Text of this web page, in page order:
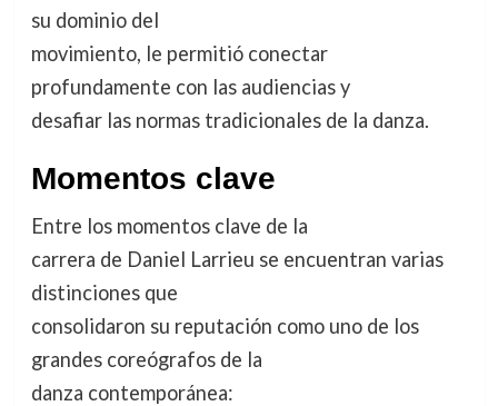
su dominio del
movimiento, le permitió conectar
profundamente con las audiencias y
desafiar las normas tradicionales de la danza.
Momentos clave
Entre los momentos clave de la
carrera de Daniel Larrieu se encuentran varias
distinciones que
consolidaron su reputación como uno de los
grandes coreógrafos de la
danza contemporánea: